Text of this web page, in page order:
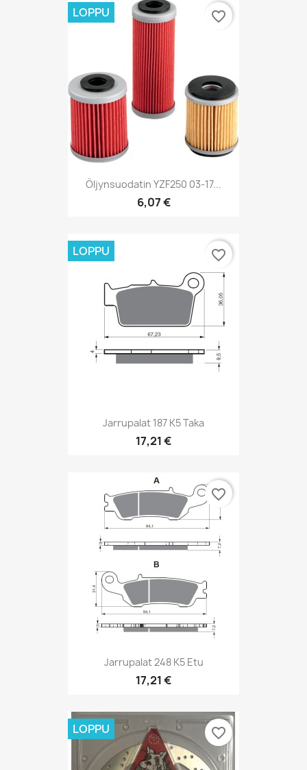
Öljynsuodatin YZF250 03-17...
6,07 €
LOPPU favorite_border
Jarrupalat 187 K5 Taka
17,21 €
LOPPU favorite_border
Jarrupalat 248 K5 Etu
17,21 €
favorite_border
LOPPU favorite_border